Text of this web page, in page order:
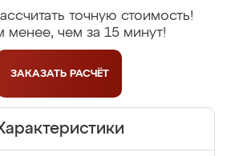
точную стоимость!
менее, чем за 15 минут!
ЗАКАЗАТЬ РАСЧЁТ